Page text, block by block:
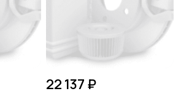
22 137 ₽